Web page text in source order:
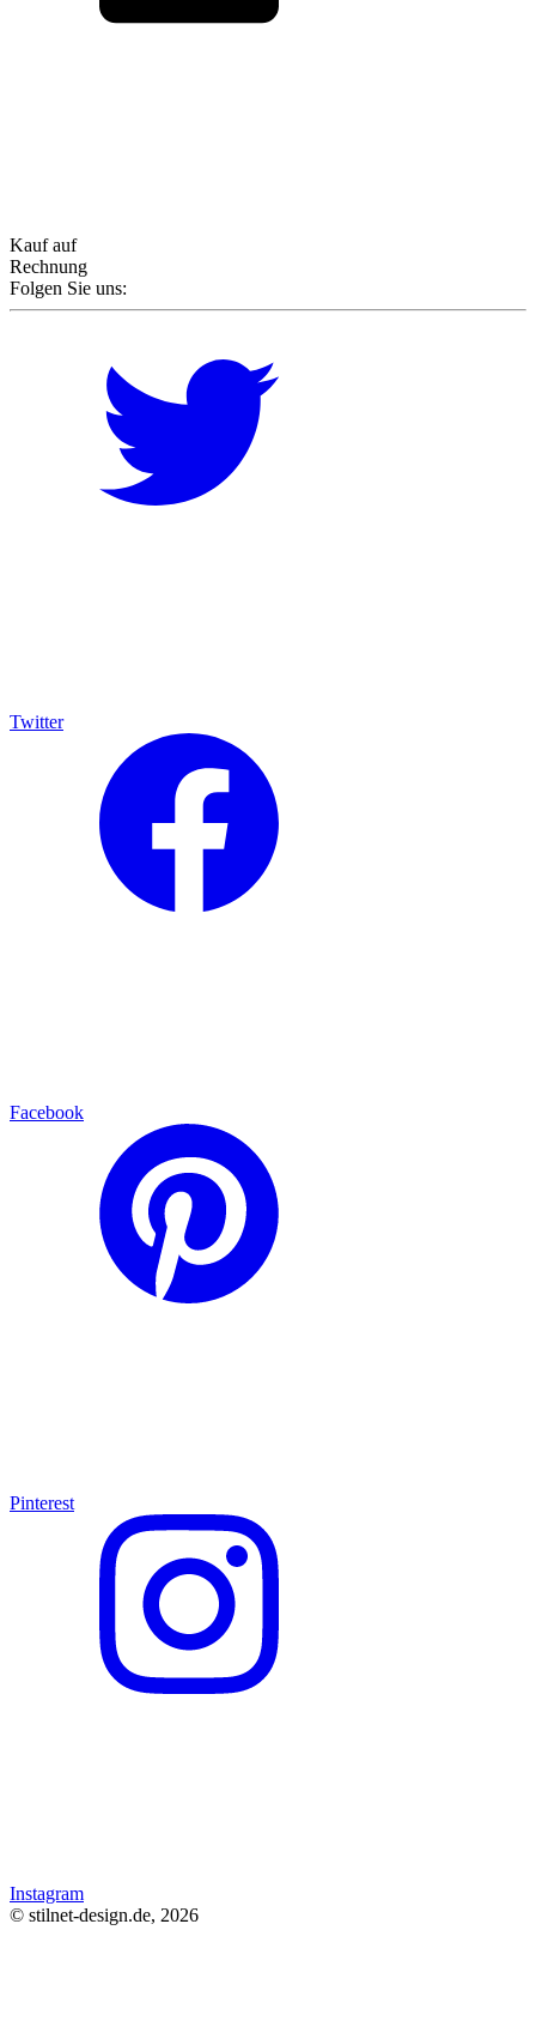
Kauf auf
Rechnung
Folgen Sie uns:
Twitter
Facebook
Pinterest
Instagram
© stilnet-design.de, 2026